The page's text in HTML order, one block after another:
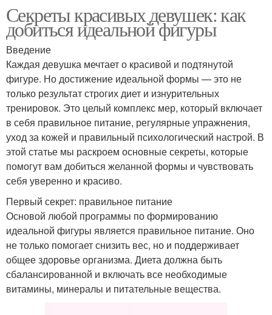
Секреты красивых девушек: как
добиться идеальной фигуры
Введение
Каждая девушка мечтает о красивой и подтянутой
фигуре. Но достижение идеальной формы — это не
только результат строгих диет и изнурительных
тренировок. Это целый комплекс мер, который включает
в себя правильное питание, регулярные упражнения,
уход за кожей и правильный психологический настрой. В
этой статье мы раскроем основные секреты, которые
помогут вам добиться желанной формы и чувствовать
себя уверенно и красиво.
Первый секрет: правильное питание
Основой любой программы по формированию
идеальной фигуры является правильное питание. Оно
не только помогает снизить вес, но и поддерживает
общее здоровье организма. Диета должна быть
сбалансированной и включать все необходимые
витамины, минералы и питательные вещества.